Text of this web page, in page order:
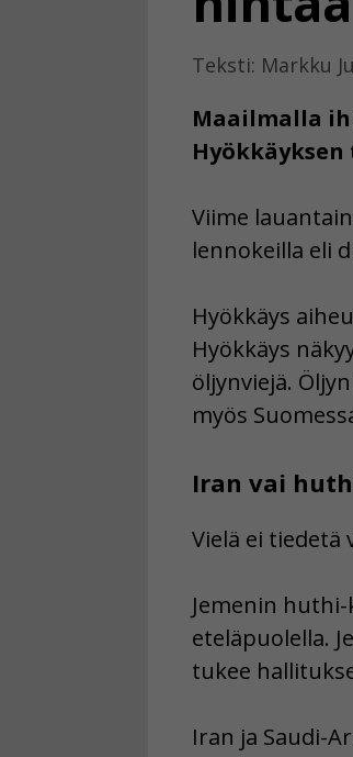
Teksti: Markku
Maailmalla
Viime
lennokeilla eli
Hyökkäys
Hyökkäys
öljynviejä.
myös
Iran vai
Vielä ei tiedetä
Jemenin
eteläpuolella.
tukee
Iran ja Saudi-